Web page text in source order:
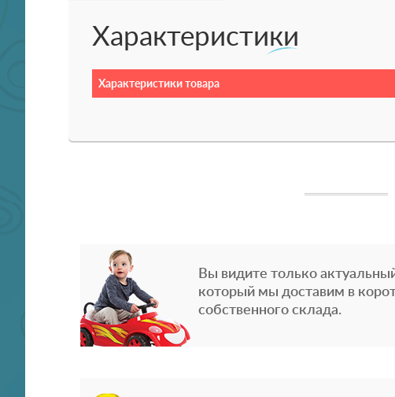
Характеристики
Характеристики товара
Вы видите только
который мы доставим в
собственного склада.